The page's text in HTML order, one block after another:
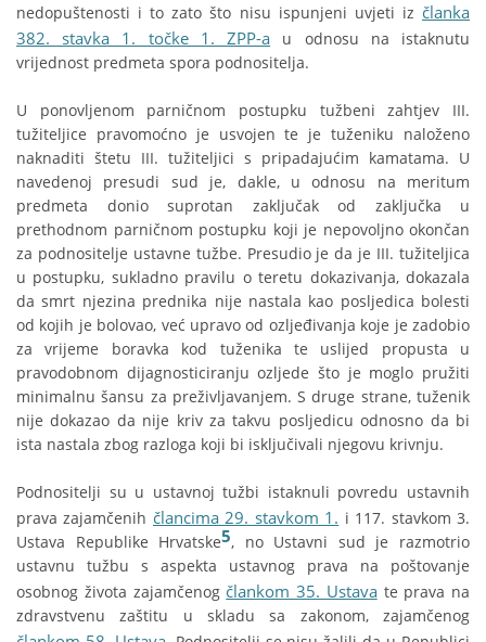
nedopuštenosti i to zato što nisu ispunjeni uvjeti iz članka
382. stavka 1. točke 1. ZPP-a u odnosu na istaknutu
vrijednost predmeta spora podnositelja.
U ponovljenom parničnom postupku tužbeni zahtjev III.
tužiteljice pravomoćno je usvojen te je tuženiku naloženo
naknaditi štetu III. tužiteljici s pripadajućim kamatama. U
navedenoj presudi sud je, dakle, u odnosu na meritum
predmeta donio suprotan zaključak od zaključka u
prethodnom parničnom postupku koji je nepovoljno okončan
za podnositelje ustavne tužbe. Presudio je da je III. tužiteljica
u postupku, sukladno pravilu o teretu dokazivanja, dokazala
da smrt njezina prednika nije nastala kao posljedica bolesti
od kojih je bolovao, već upravo od ozljeđivanja koje je zadobio
za vrijeme boravka kod tuženika te uslijed propusta u
pravodobnom dijagnosticiranju ozljede što je moglo pružiti
minimalnu šansu za preživljavanjem. S druge strane, tuženik
nije dokazao da nije kriv za takvu posljedicu odnosno da bi
ista nastala zbog razloga koji bi isključivali njegovu krivnju.
Podnositelji su u ustavnoj tužbi istaknuli povredu ustavnih
prava zajamčenih člancima 29. stavkom 1. i 117. stavkom 3.
Ustava Republike Hrvatske5, no Ustavni sud je razmotrio
ustavnu tužbu s aspekta ustavnog prava na poštovanje
osobnog života zajamčenog člankom 35. Ustavate prava na
zdravstvenu zaštitu u skladu sa zakonom, zajamčenog